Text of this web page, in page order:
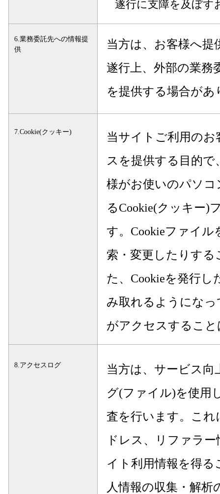
遂行に支障を及ぼす
6.業務委託先への情報提
供
当方は、お客様へ
遂行上、外部の業務
を提供する場合があ
7.Cookie(クッキー)
当サイトご利用の
スを提供する目的
様がお使いのパソ
るCookie(クッキー)
す。Cookieファイル
索・変更したりす
た、Cookieを発行し
み取れるようにな
がアクセスするこ
8.アクセスログ
当方は、サービス
グ(ファイル)を使用
査を行います。これ
ドレス、リファラ
イト利用情報を得
人情報の収集・解